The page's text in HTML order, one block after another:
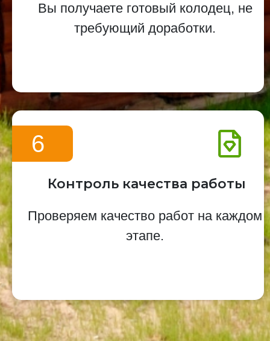
Вы получаете готовый колодец, не
требующий доработки.
6
Контроль качества работы
Проверяем качество работ на каждом
этапе.